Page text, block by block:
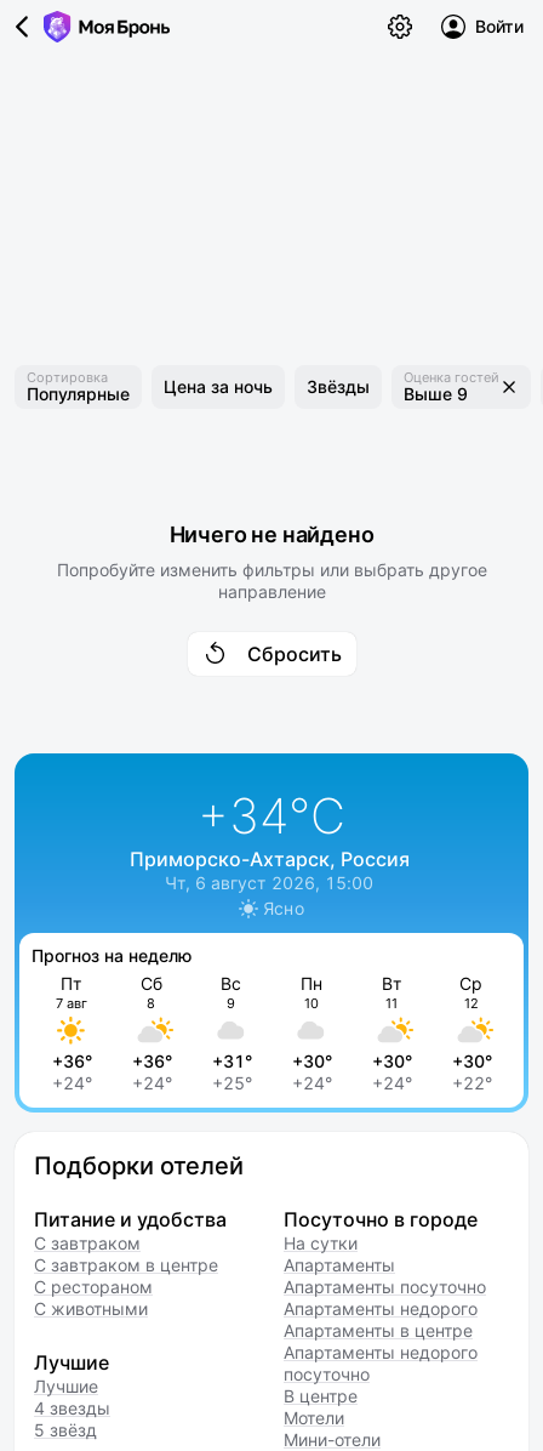
Войти
Сортировка
Популярные Цена за ночь Звёзды Оценка гостей
Выше 9
Ничего не найдено
Попробуйте изменить фильтры или выбрать другое
направление
Сбросить
+34°C
Приморско-Ахтарск, Россия
Чт, 6 август 2026, 15:00
Ясно
Прогноз на неделю
Пт
7 авг
+36°
+24°
Сб
8
+36°
+24°
Вс
9
+31°
+25°
Пн
10
+30°
+24°
Вт
11
+30°
+24°
Ср
12
+30°
+22°
Подборки отелей
Питание и удобства
С завтраком
С завтраком в центре
С рестораном
С животными
Лучшие
Лучшие
4 звезды
5 звёзд
Посуточно в городе
На сутки
Апартаменты
Апартаменты посуточно
Апартаменты недорого
Апартаменты в центре
Апартаменты недорого
посуточно
В центре
Мотели
Мини-отели